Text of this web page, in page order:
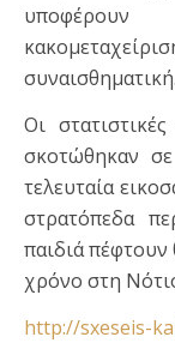
συναισθηματική.
Οι
σκοτώθηκαν
τελευταία
στρατόπεδα
παιδιά πέφτουν
χρόνο στη
http://sxeseis-